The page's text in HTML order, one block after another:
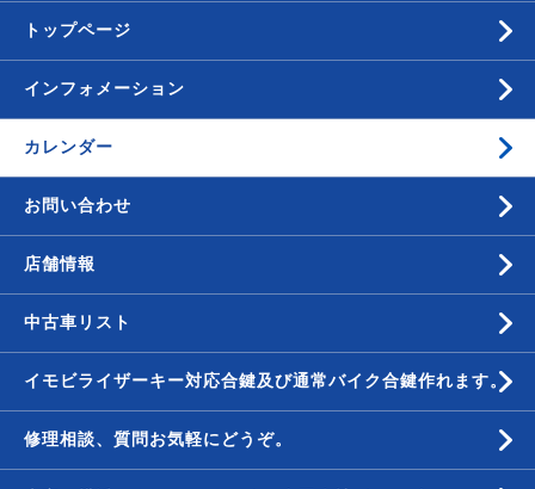
トップページ
インフォメーション
カレンダー
お問い合わせ
店舗情報
中古車リスト
イモビライザーキー対応合鍵及び通常バイク合鍵作れます。
修理相談、質問お気軽にどうぞ。